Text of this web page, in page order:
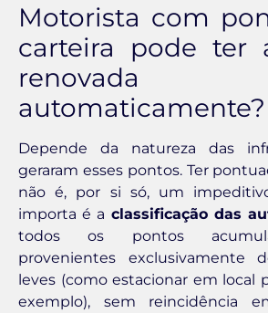
Motorista com
carteira pode ter
renovada
automaticamente?
Depende da natureza das
geraram esses pontos. Ter
não é, por si só, um
importa é a classificação das
todos os pontos
provenientes exclusivamente
leves (como estacionar em local
exemplo), sem reincidência